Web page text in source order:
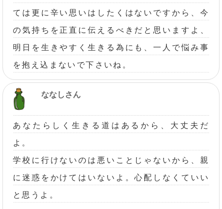
ては更に辛い思いはしたくはないですから、今
の気持ちを正直に伝えるべきだと思いますよ、
明日を生きやすく生きる為にも、一人で悩み事
を抱え込まないで下さいね。
ななしさん
あなたらしく生きる道はあるから、大丈夫だ
よ。
学校に行けないのは悪いことじゃないから、親
に迷惑をかけてはいないよ。心配しなくていい
と思うよ。